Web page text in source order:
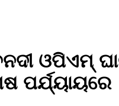
ଓପିଏମ୍
ପର୍ଯ୍ୟାୟରେ